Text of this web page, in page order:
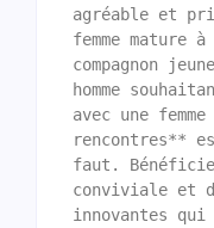
agréable et
femme mature
compagnon
homme
avec une
rencontres**
faut.
conviviale et
innovantes